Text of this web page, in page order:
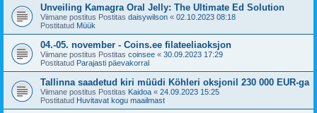
Unveiling Kamagra Oral Jelly: The Ultimate Ed Solution
Viimane postitus Postitas daisywilson « 02.10.2023 08:18
Postitatud Müük
04.-05. november - Coins.ee filateeliaoksjon
Viimane postitus Postitas coinsee « 30.09.2023 17:29
Postitatud Parajasti päevakorral
Tallinna saadetud kiri müüdi Köhleri oksjonil 230 000 EUR-ga
Viimane postitus Postitas Kaidoa « 24.09.2023 15:25
Postitatud Huvitavat kogu maailmast